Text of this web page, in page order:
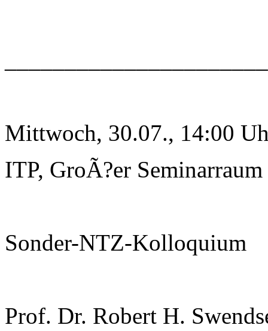
Mittwoch, 30.07., 14:00
ITP, GroÃ?er Seminarraum
Sonder-NTZ-Kolloquium
Prof. Dr. Robert H.